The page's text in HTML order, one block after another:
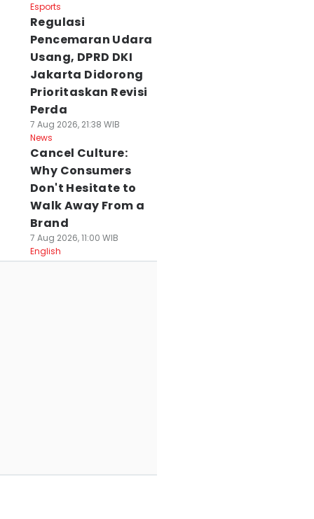
Esports
Regulasi
Pencemaran Udara
Usang, DPRD DKI
Jakarta Didorong
Prioritaskan Revisi
Perda
7 Aug 2026, 21:38 WIB
News
Cancel Culture:
Why Consumers
Don't Hesitate to
Walk Away From a
Brand
7 Aug 2026, 11:00 WIB
English